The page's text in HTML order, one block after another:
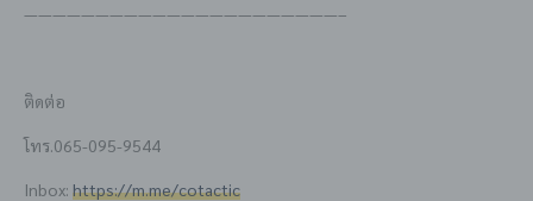
——————————————————————–
ติดต่อ
โทร.065-095-9544
Inbox: https://m.me/cotactic